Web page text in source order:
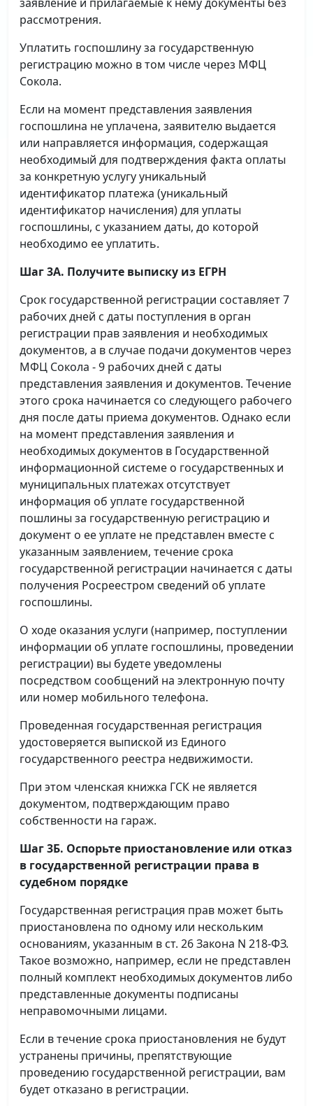
рассмотрения.
Уплатить госпошлину за государственную
регистрацию можно в том числе через МФЦ
Сокола.
Если на момент представления заявления
госпошлина не уплачена, заявителю выдается
или направляется информация, содержащая
необходимый для подтверждения факта оплаты
за конкретную услугу уникальный
идентификатор платежа (уникальный
идентификатор начисления) для уплаты
госпошлины, с указанием даты, до которой
необходимо ее уплатить.
Шаг 3А. Получите выписку из ЕГРН
Срок государственной регистрации составляет 7
рабочих дней с даты поступления в орган
регистрации прав заявления и необходимых
документов, а в случае подачи документов через
МФЦ Сокола - 9 рабочих дней с даты
представления заявления и документов. Течение
этого срока начинается со следующего рабочего
дня после даты приема документов. Однако если
на момент представления заявления и
необходимых документов в Государственной
информационной системе о государственных и
муниципальных платежах отсутствует
информация об уплате государственной
пошлины за государственную регистрацию и
документ о ее уплате не представлен вместе с
указанным заявлением, течение срока
государственной регистрации начинается с даты
получения Росреестром сведений об уплате
госпошлины.
О ходе оказания услуги (например, поступлении
информации об уплате госпошлины, проведении
регистрации) вы будете уведомлены
посредством сообщений на электронную почту
или номер мобильного телефона.
Проведенная государственная регистрация
удостоверяется выпиской из Единого
государственного реестра недвижимости.
При этом членская книжка ГСК не является
документом, подтверждающим право
собственности на гараж.
Шаг 3Б. Оспорьте приостановление или отказ
в государственной регистрации права в
судебном порядке
Государственная регистрация прав может быть
приостановлена по одному или нескольким
основаниям, указанным в ст. 26 Закона N 218-ФЗ.
Такое возможно, например, если не представлен
полный комплект необходимых документов либо
представленные документы подписаны
неправомочными лицами.
Если в течение срока приостановления не будут
устранены причины, препятствующие
проведению государственной регистрации, вам
будет отказано в регистрации.